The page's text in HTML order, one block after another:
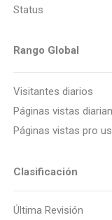
Status
Rango Global
Visitantes diarios
Páginas vistas
Páginas vistas pro
Clasificación
Última Revisión